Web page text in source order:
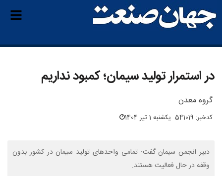
در استمرار تولید سیمان؛ کمبود نداریم
گروه معدن
کدخبر: 541019 یکشنبه 1 تیر 1404
دبیر انجمن سیمان گفت: تمامی واحدهای تولید سیمان در کشور بدون
وقفه در حال فعالیت هستند.